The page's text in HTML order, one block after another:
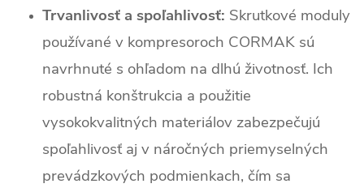
Trvanlivosť a spoľahlivosť: Skrutkové moduly
používané v kompresoroch CORMAK sú
navrhnuté s ohľadom na dlhú životnosť. Ich
robustná konštrukcia a použitie
vysokokvalitných materiálov zabezpečujú
spoľahlivosť aj v náročných priemyselných
prevádzkových podmienkach, čím sa